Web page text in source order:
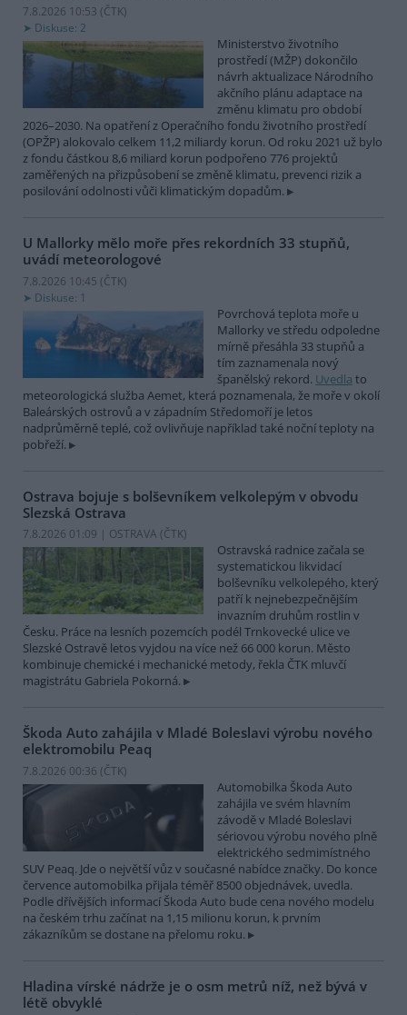
7.8.2026 10:53 (ČTK)
Diskuse: 2
Ministerstvo životního
prostředí (MŽP) dokončilo
návrh aktualizace Národního
akčního plánu adaptace na
změnu klimatu pro období
2026–2030. Na opatření z Operačního fondu životního prostředí
(OPŽP) alokovalo celkem 11,2 miliardy korun. Od roku 2021 už bylo
z fondu částkou 8,6 miliard korun podpořeno 776 projektů
zaměřených na přizpůsobení se změně klimatu, prevenci rizik a
posilování odolnosti vůči klimatickým dopadům.
U Mallorky mělo moře přes rekordních 33 stupňů,
uvádí meteorologové
7.8.2026 10:45 (ČTK)
Diskuse: 1
Povrchová teplota moře u
Mallorky ve středu odpoledne
mírně přesáhla 33 stupňů a
tím zaznamenala nový
španělský rekord. Uvedla to
meteorologická služba Aemet, která poznamenala, že moře v okolí
Baleárských ostrovů a v západním Středomoří je letos
nadprůměrně teplé, což ovlivňuje například také noční teploty na
pobřeží.
Ostrava bojuje s bolševníkem velkolepým v obvodu
Slezská Ostrava
7.8.2026 01:09 | OSTRAVA (ČTK)
Ostravská radnice začala se
systematickou likvidací
bolševníku velkolepého, který
patří k nejnebezpečnějším
invazním druhům rostlin v
Česku. Práce na lesních pozemcích podél Trnkovecké ulice ve
Slezské Ostravě letos vyjdou na více než 66 000 korun. Město
kombinuje chemické i mechanické metody, řekla ČTK mluvčí
magistrátu Gabriela Pokorná.
Škoda Auto zahájila v Mladé Boleslavi výrobu nového
elektromobilu Peaq
7.8.2026 00:36 (ČTK)
Automobilka Škoda Auto
zahájila ve svém hlavním
závodě v Mladé Boleslavi
sériovou výrobu nového plně
elektrického sedmimístného
SUV Peaq. Jde o největší vůz v současné nabídce značky. Do konce
července automobilka přijala téměř 8500 objednávek, uvedla.
Podle dřívějších informací Škoda Auto bude cena nového modelu
na českém trhu začínat na 1,15 milionu korun, k prvním
zákazníkům se dostane na přelomu roku.
Hladina vírské nádrže je o osm metrů níž, než bývá v
létě obvyklé